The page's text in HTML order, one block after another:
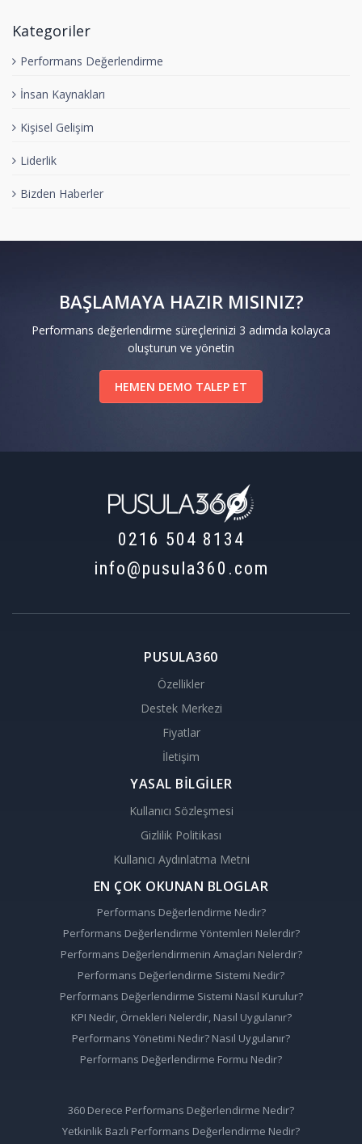
Kategoriler
Performans Değerlendirme
İnsan Kaynakları
Kişisel Gelişim
Liderlik
Bizden Haberler
BAŞLAMAYA HAZIR MISINIZ?
Performans değerlendirme süreçlerinizi 3 adımda kolayca
oluşturun ve yönetin
HEMEN DEMO TALEP ET
0216 504 8134
info@pusula360.com
PUSULA360
Özellikler
Destek Merkezi
Fiyatlar
İletişim
YASAL BİLGİLER
Kullanıcı Sözleşmesi
Gizlilik Politikası
Kullanıcı Aydınlatma Metni
EN ÇOK OKUNAN BLOGLAR
Performans Değerlendirme Nedir?
Performans Değerlendirme Yöntemleri Nelerdir?
Performans Değerlendirmenin Amaçları Nelerdir?
Performans Değerlendirme Sistemi Nedir?
Performans Değerlendirme Sistemi Nasıl Kurulur?
KPI Nedir, Örnekleri Nelerdir, Nasıl Uygulanır?
Performans Yönetimi Nedir? Nasıl Uygulanır?
Performans Değerlendirme Formu Nedir?
360 Derece Performans Değerlendirme Nedir?
Yetkinlik Bazlı Performans Değerlendirme Nedir?